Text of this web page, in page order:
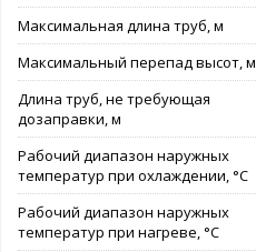
Максимальная длина труб, м
Максимальный перепад высот, м
Длина труб, не требующая
дозаправки, м
Рабочий диапазон наружных
температур при охлаждении, °C
Рабочий диапазон наружных
температур при нагреве, °C